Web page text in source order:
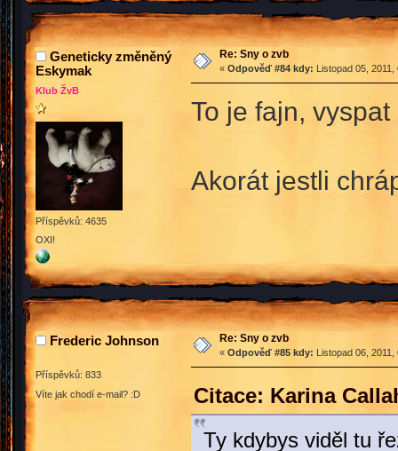
Geneticky změněný
Eskymak
Klub ŽvB
Příspěvků: 4635
OXI!
Re: Sny o zvb
« Odpověď #84 kdy: Listopad 05,
To je fajn,
Akorát jestli
Frederic Johnson
Příspěvků: 833
Víte jak chodí e-mail? :D
Re: Sny o zvb
« Odpověď #85 kdy: Listopad 06,
Citace: Karina
Ty kdybys viděl tu